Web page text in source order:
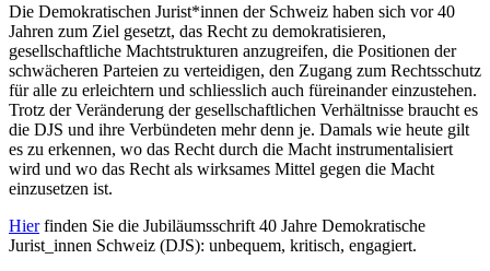
Die Demokratischen Jurist*innen der Schweiz haben sich vor 40
Jahren zum Ziel gesetzt, das Recht zu demokratisieren,
gesellschaftliche Machtstrukturen anzugreifen, die Positionen der
schwächeren Parteien zu verteidigen, den Zugang zum Rechtsschutz
für alle zu erleichtern und schliesslich auch füreinander einzustehen.
Trotz der Veränderung der gesellschaftlichen Verhältnisse braucht es
die DJS und ihre Verbündeten mehr denn je. Damals wie heute gilt
es zu erkennen, wo das Recht durch die Macht instrumentalisiert
wird und wo das Recht als wirksames Mittel gegen die Macht
einzusetzen ist.
Hierfinden Sie die Jubiläumsschrift 40 Jahre Demokratische
Jurist_innen Schweiz (DJS): unbequem, kritisch, engagiert.